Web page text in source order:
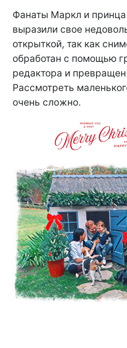
Фанаты Маркл и
выразили свое
открыткой, так как
обработан с помощью
редактора и
Рассмотреть
очень сложно.